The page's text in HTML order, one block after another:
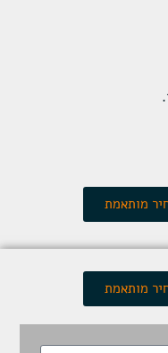
מותאמת
מותאמת